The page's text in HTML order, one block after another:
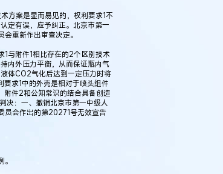
方案是显而易见的，权利要求1不
定有误，应予纠正。北京市第一
重新作出审查决定。
1与附件1相比存在的2个区别技术
内外压力平衡，从而保证瓶内气
体CO2气化后达到一定压力时将
求1中的外壳是相对于喷头组件
附件2和公知常识的结合具备创造
决：一、撤销北京市第一中级人
员会作出的第20271号无效宣告